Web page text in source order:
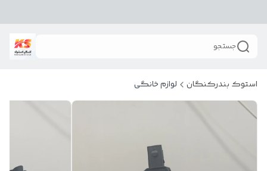
جستجو
استوک بندرکنگان لوازم خانگی